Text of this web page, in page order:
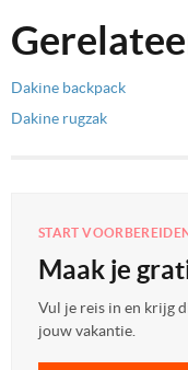
Dakine backpack
Dakine rugzak
START
Maak je
Vul je reis in en krijg
jouw vakantie.